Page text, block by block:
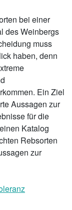
bei einer
des Weinbergs
muss
haben, denn
Ein Ziel
Aussagen zur
für die
Katalog
Rebsorten
zur